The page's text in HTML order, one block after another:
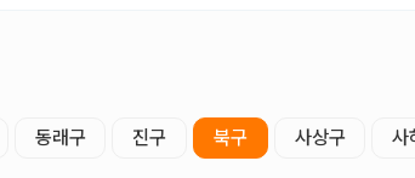
동래구 진구 북구 사상구 사